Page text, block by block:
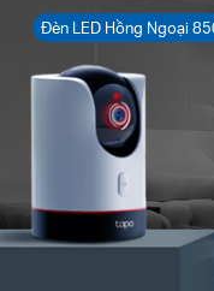
Đèn LED Hồng Ngoại